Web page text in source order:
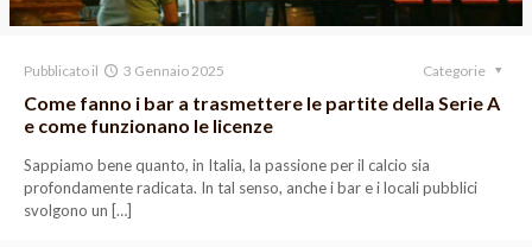
Pubblicato il 3 Gennaio 2025 Categorie
Come fanno i bar a trasmettere le partite della Serie A
e come funzionano le licenze
Sappiamo bene quanto, in Italia, la passione per il calcio sia
profondamente radicata. In tal senso, anche i bar e i locali pubblici
svolgono un […]